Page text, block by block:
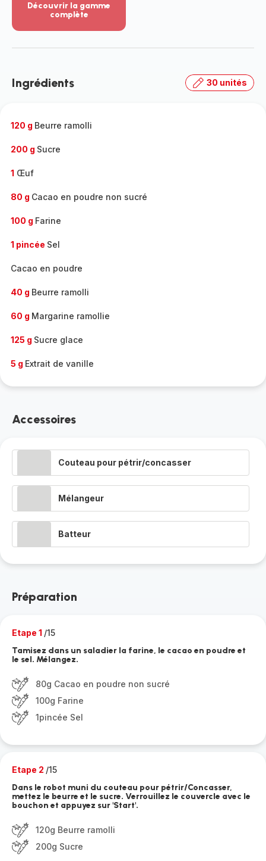
Découvrir la gamme
complète
-
gamme
Ingrédients 30 unités
120 g Beurre ramolli
200 g Sucre
1 Œuf
80 g Cacao en poudre non sucré
100 g Farine
1 pincée Sel
Cacao en poudre
40 g Beurre ramolli
60 g Margarine ramollie
125 g Sucre glace
5 g Extrait de vanille
Accessoires
Couteau pour pétrir/concasser
Mélangeur
Batteur
Préparation
Etape 1 /15
Tamisez dans un saladier la farine, le cacao en poudre et
le sel. Mélangez.
80g Cacao en poudre non sucré
100g Farine
1pincée Sel
Etape 2 /15
Dans le robot muni du couteau pour pétrir/Concasser,
mettez le beurre et le sucre. Verrouillez le couvercle avec le
bouchon et appuyez sur 'Start'.
120g Beurre ramolli
200g Sucre